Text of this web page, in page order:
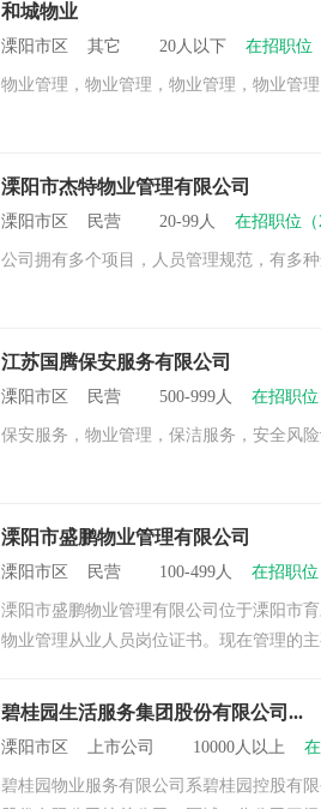
和城物业
溧阳市区 其它 20人以下 在招职位
物业管理，物业管理，物业管理，物业管
溧阳市杰特物业管理有限公司
溧阳市区 民营 20-99人 在招职位（
公司拥有多个项目，人员管理规范，有多
江苏国腾保安服务有限公司
溧阳市区 民营 500-999人 在招职
保安服务，物业管理，保洁服务，安全风
溧阳市盛鹏物业管理有限公司
溧阳市区 民营 100-499人 在招职
溧阳市盛鹏物业管理有限公司位于溧阳市
物业管理从业人员岗位证书。现在管理的
碧桂园生活服务集团股份有限公司...
溧阳市区 上市公司 10000人以上
碧桂园物业服务有限公司系碧桂园控股有